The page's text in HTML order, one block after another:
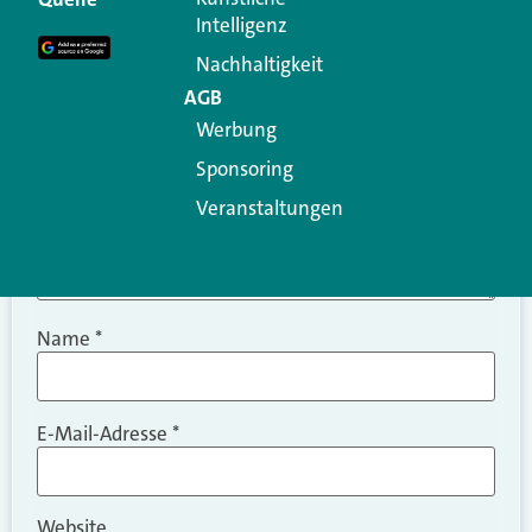
Kommentar
Name *
E-Mail-Adresse *
Intelligenz
Nachhaltigkeit
AGB
Werbung
Sponsoring
Veranstaltungen